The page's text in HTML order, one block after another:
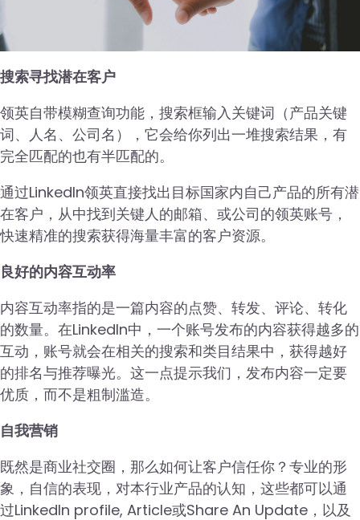
搜索寻找潜在客户
领英自带模糊查询功能，搜索框输入关键词（产品关键
词、人名、公司名），它会给你列出一堆搜索结果，有
完全匹配的也有半匹配的。
通过LinkedIn领英直接找出目标国家内自己产品的所有潜
在客户，从中找到关键人的邮箱、或公司的领英账号，
快速精准的搜索获得海量丰富的客户资源。
良好的内容互动率
内容互动率指的是一篇内容的点赞、转发、评论、转化
的数量。在LinkedIn中，一个账号发布的内容获得越多的
互动，账号就会在相关的搜索和类目结果中，获得越好
的排名与推荐曝光。这一点提示我们，发布内容一定要
优质，而不是粗制滥造。
自我营销
既然是商业社交圈，那么如何让客户信任你？专业的形
象，自信的表现，对本行业产品的认知，这些都可以通
过LinkedIn profile, Article或Share An Update，以及